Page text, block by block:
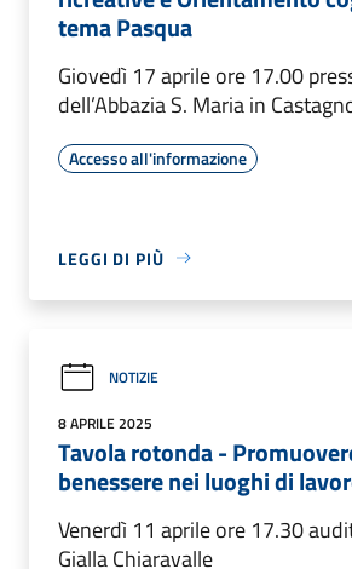
tema Pasqua
Giovedì 17 aprile ore 17.00
dell’Abbazia S. Maria in
Accesso all'informazione
LEGGI DI PIÙ
NOTIZIE
8 APRILE 2025
Tavola rotonda -
benessere nei luoghi di
Venerdì 11 aprile ore 17.30
Gialla Chiaravalle